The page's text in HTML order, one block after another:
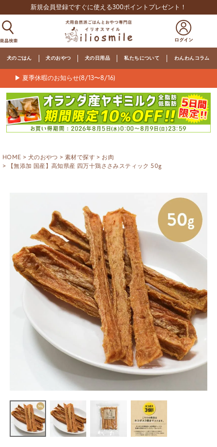
新規会員登録ですぐに使える300ポイントプレゼント！
犬のごはん 犬のおやつ 犬の日用品 私たちについて わんわんコラム
▶ 夏季休暇のお知らせ(8/13〜8/16)
HOME 犬のおやつ 素材で探す
お肉
【無添加 国産】高知県産 四万十鶏ささみスティック 50g